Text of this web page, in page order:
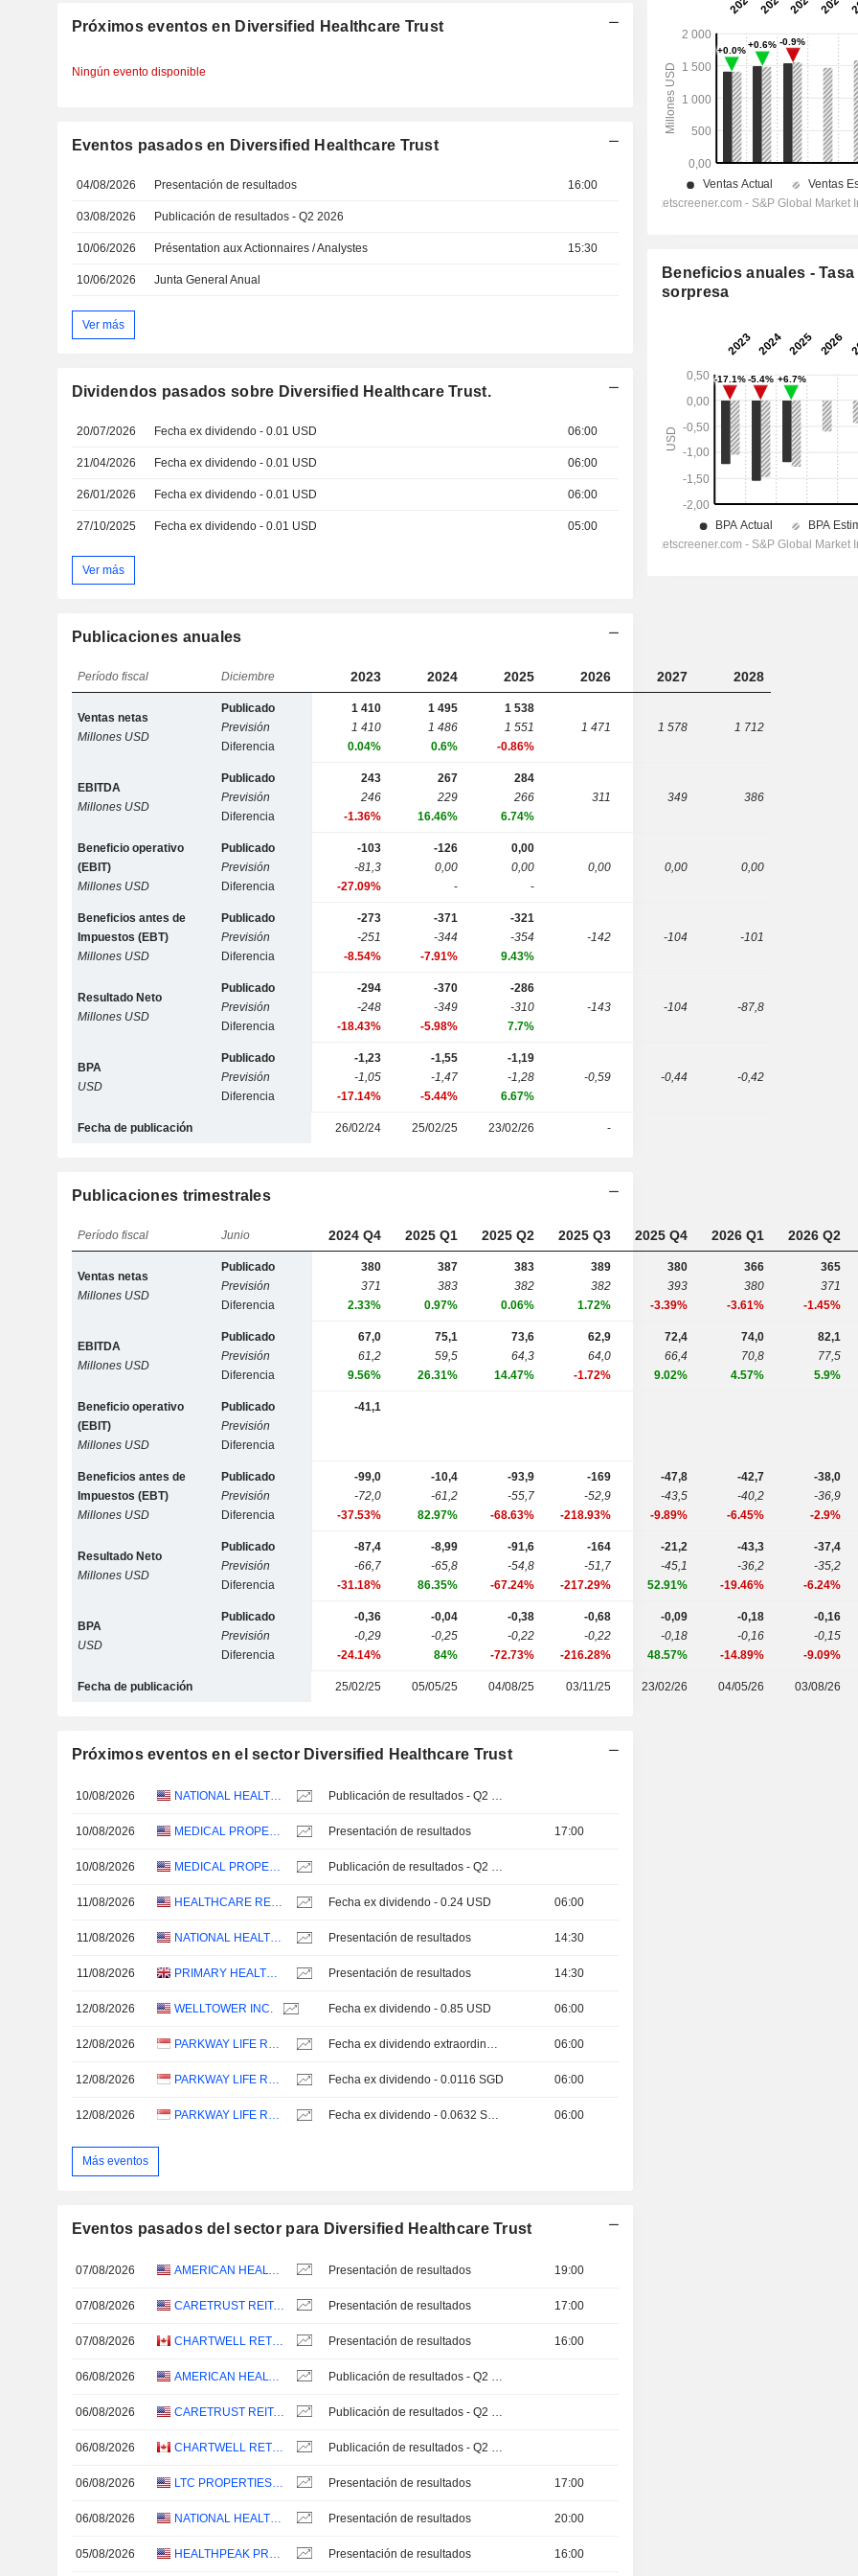
Próximos eventos en Diversified Healthcare Trust
Ningún evento disponible
Eventos pasados en Diversified Healthcare Trust
04/08/2026 Presentación de resultados 16:00
03/08/2026 Publicación de resultados - Q2 2026
10/06/2026 Présentation aux Actionnaires / Analystes 15:30
10/06/2026 Junta General Anual
Ver más
Dividendos pasados sobre Diversified Healthcare Trust.
20/07/2026 Fecha ex dividendo - 0.01 USD 06:00
21/04/2026 Fecha ex dividendo - 0.01 USD 06:00
26/01/2026 Fecha ex dividendo - 0.01 USD 06:00
27/10/2025 Fecha ex dividendo - 0.01 USD 05:00
Ver más
Publicaciones anuales
Período fiscal Diciembre 2023 2024 2025 2026 2027 2028
Ventas netas
Millones USD
Publicado
Previsión
Diferencia
1 410
1 410
0.04%
1 495
1 486
0.6%
1 538
1 551
-0.86%
1 471 1 578 1 712
EBITDA
Millones USD
Publicado
Previsión
Diferencia
243
246
-1.36%
267
229
16.46%
284
266
6.74%
311 349 386
Beneficio operativo
(EBIT)
Millones USD
Publicado
Previsión
Diferencia
-103
-81,3
-27.09%
-126
0,00
-
0,00
0,00
-
0,00 0,00 0,00
Beneficios antes de
Impuestos (EBT)
Millones USD
Publicado
Previsión
Diferencia
-273
-251
-8.54%
-371
-344
-7.91%
-321
-354
9.43%
-142 -104 -101
Resultado Neto
Millones USD
Publicado
Previsión
Diferencia
-294
-248
-18.43%
-370
-349
-5.98%
-286
-310
7.7%
-143 -104 -87,8
BPA
USD
Publicado
Previsión
Diferencia
-1,23
-1,05
-17.14%
-1,55
-1,47
-5.44%
-1,19
-1,28
6.67%
-0,59 -0,44 -0,42
Fecha de publicación 26/02/24 25/02/25 23/02/26 -
Publicaciones trimestrales
Período fiscal Junio 2024 Q4 2025 Q1 2025 Q2 2025 Q3 2025 Q4 2026 Q1 2026 Q2
Ventas netas
Millones USD
Publicado
Previsión
Diferencia
380
371
2.33%
387
383
0.97%
383
382
0.06%
389
382
1.72%
380
393
-3.39%
366
380
-3.61%
365
371
-1.45%
EBITDA
Millones USD
Publicado
Previsión
Diferencia
67,0
61,2
9.56%
75,1
59,5
26.31%
73,6
64,3
14.47%
62,9
64,0
-1.72%
72,4
66,4
9.02%
74,0
70,8
4.57%
82,1
77,5
5.9%
Beneficio operativo
(EBIT)
Millones USD
Publicado
Previsión
Diferencia
-41,1
Beneficios antes de
Impuestos (EBT)
Millones USD
Publicado
Previsión
Diferencia
-99,0
-72,0
-37.53%
-10,4
-61,2
82.97%
-93,9
-55,7
-68.63%
-169
-52,9
-218.93%
-47,8
-43,5
-9.89%
-42,7
-40,2
-6.45%
-38,0
-36,9
-2.9%
Resultado Neto
Millones USD
Publicado
Previsión
Diferencia
-87,4
-66,7
-31.18%
-8,99
-65,8
86.35%
-91,6
-54,8
-67.24%
-164
-51,7
-217.29%
-21,2
-45,1
52.91%
-43,3
-36,2
-19.46%
-37,4
-35,2
-6.24%
BPA
USD
Publicado
Previsión
Diferencia
-0,36
-0,29
-24.14%
-0,04
-0,25
84%
-0,38
-0,22
-72.73%
-0,68
-0,22
-216.28%
-0,09
-0,18
48.57%
-0,18
-0,16
-14.89%
-0,16
-0,15
-9.09%
Fecha de publicación 25/02/25 05/05/25 04/08/25 03/11/25 23/02/26 04/05/26 03/08/26
Próximos eventos en el sector Diversified Healthcare Trust
10/08/2026 NATIONAL HEALTH INVESTORS, INC. Publicación de resultados - Q2 2026
10/08/2026 MEDICAL PROPERTIES TRUST, INC. Presentación de resultados 17:00
10/08/2026 MEDICAL PROPERTIES TRUST, INC. Publicación de resultados - Q2 2026
11/08/2026 HEALTHCARE REALTY TRUST INCORPORATED Fecha ex dividendo - 0.24 USD 06:00
11/08/2026 NATIONAL HEALTH INVESTORS, INC. Presentación de resultados 14:30
11/08/2026 PRIMARY HEALTH PROPERTIES PLC Presentación de resultados 14:30
12/08/2026 WELLTOWER INC. Fecha ex dividendo - 0.85 USD 06:00
12/08/2026 PARKWAY LIFE REAL ESTATE INVESTMENT TRUST Fecha ex dividendo extraordinario - 0.0129 SGD 06:00
12/08/2026 PARKWAY LIFE REAL ESTATE INVESTMENT TRUST Fecha ex dividendo - 0.0116 SGD 06:00
12/08/2026 PARKWAY LIFE REAL ESTATE INVESTMENT TRUST Fecha ex dividendo - 0.0632 SGD 06:00
Más eventos
Eventos pasados del sector para Diversified Healthcare Trust
07/08/2026 Presentación de resultados 19:00
07/08/2026 CARETRUST REIT, INC. Presentación de resultados 17:00
07/08/2026 Presentación de resultados 16:00
06/08/2026
06/08/2026 CARETRUST REIT, INC.
06/08/2026
06/08/2026 Presentación de resultados 17:00
06/08/2026 Presentación de resultados 20:00
05/08/2026 Presentación de resultados 16:00
Beneficios anuales - Tasa
sorpresa